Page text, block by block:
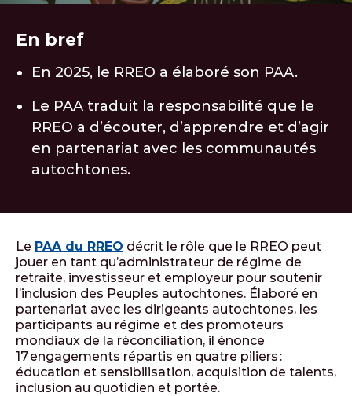
En bref
En 2025, le RREO a élaboré son PAA.
Le PAA traduit la responsabilité que le
RREO a d’écouter, d’apprendre et d’agir
en partenariat avec les communautés
autochtones.
Le PAA du RREO décrit le rôle que le RREO peut
jouer en tant qu’administrateur de régime de
retraite, investisseur et employeur pour soutenir
l’inclusion des Peuples autochtones. Élaboré en
partenariat avec les dirigeants autochtones, les
participants au régime et des promoteurs
mondiaux de la réconciliation, il énonce
17 engagements répartis en quatre piliers :
éducation et sensibilisation, acquisition de talents,
inclusion au quotidien et portée.